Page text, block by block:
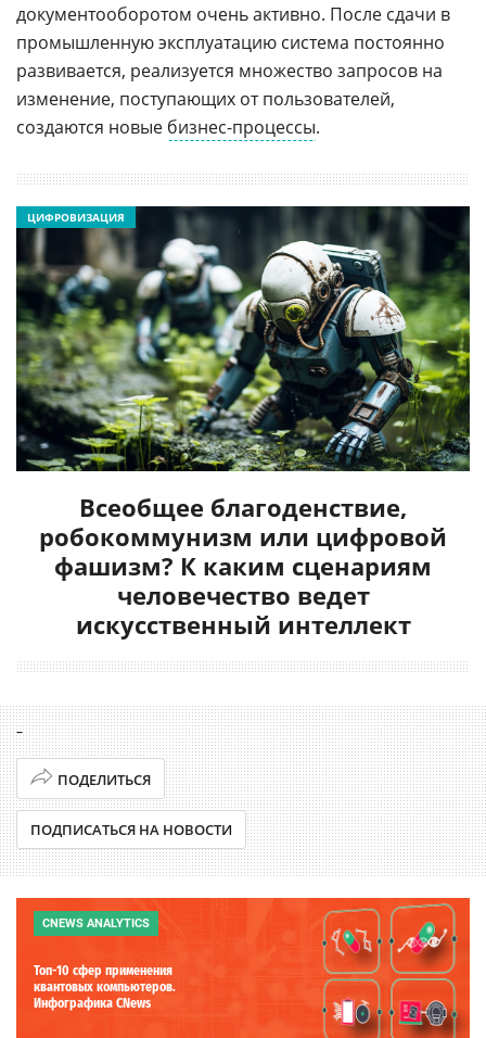
документооборотом очень активно. После сдачи в
промышленную эксплуатацию система постоянно
развивается, реализуется множество запросов на
изменение, поступающих от пользователей,
создаются новые бизнес-процессы.
Всеобщее благоденствие,
робокоммунизм или цифровой
фашизм? К каким сценариям
человечество ведет
искусственный интеллект
ЦИФРОВИЗАЦИЯ
–
ПОДЕЛИТЬСЯ
ПОДПИСАТЬСЯ НА НОВОСТИ
CNEWS ANALYTICS
Топ-10 сфер применения
квантовых компьютеров.
Инфографика CNews